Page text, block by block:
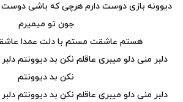
دیوونه بازی دوست دارم هرچی که باشی دوست
جون تو میمیرم
هستم عاشقت مستم با دلت عمدا
دلبر منی دلو میبری عاقلم نکن بد دیوونتم
نکن بد دیوونتم
دلبر منی دلو میبری عاقلم نکن بد دیوونتم